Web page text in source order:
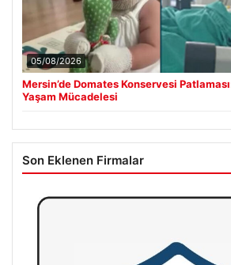
05/08/2026
Mersin’de Domates Konservesi
Yaşam Mücadelesi
Son Eklenen Firmalar